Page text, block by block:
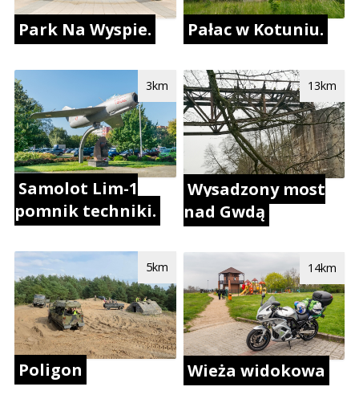
Park Na Wyspie.
Samolot Lim-1
pomnik techniki.
3km
Poligon
5km
Pałac w Kotuniu.
Wysadzony most
nad Gwdą
13km
Wieża widokowa
14km